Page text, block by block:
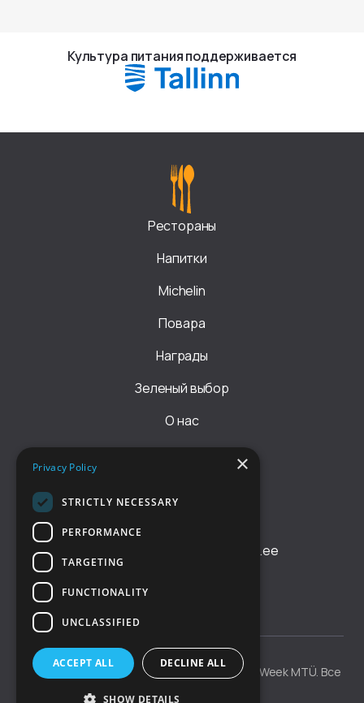
Культура питания поддерживается
Рестораны
Напитки
Michelin
Повара
Награды
Зеленый выбор
О нас
Правила
office@tallinnrestaurantweek.ee
Политика конфиденциальности
Авторское право © 2026 Tallinn Restaurant Week MTÜ. Все
×
Privacy Policy
STRICTLY NECESSARY
PERFORMANCE
TARGETING
FUNCTIONALITY
UNCLASSIFIED
ACCEPT ALL DECLINE ALL
SHOW DETAILS